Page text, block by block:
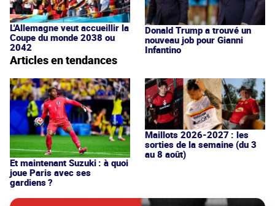
L'Allemagne veut accueillir la
Coupe du monde 2038 ou
2042
Donald Trump a trouvé un
nouveau job pour Gianni
Infantino
Articles en tendances
Et maintenant Suzuki : à quoi
joue Paris avec ses
gardiens ?
Maillots 2026-2027 : les
sorties de la semaine (du 3
au 8 août)